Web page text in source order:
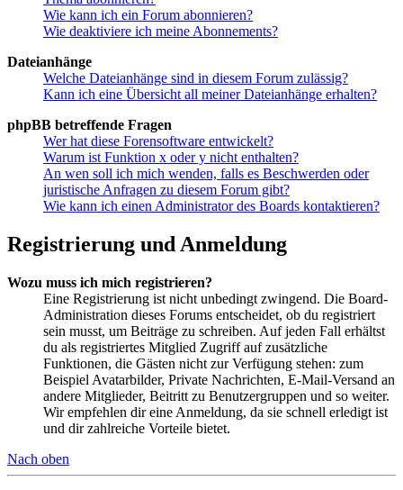
Wie kann ich ein Forum abonnieren?
Wie deaktiviere ich meine Abonnements?
Dateianhänge
Welche Dateianhänge sind in diesem Forum zulässig?
Kann ich eine Übersicht all meiner Dateianhänge erhalten?
phpBB betreffende Fragen
Wer hat diese Forensoftware entwickelt?
Warum ist Funktion x oder y nicht enthalten?
An wen soll ich mich wenden, falls es Beschwerden oder
juristische Anfragen zu diesem Forum gibt?
Wie kann ich einen Administrator des Boards kontaktieren?
Registrierung und Anmeldung
Wozu muss ich mich registrieren?
Eine Registrierung ist nicht unbedingt zwingend. Die Board-
Administration dieses Forums entscheidet, ob du registriert
sein musst, um Beiträge zu schreiben. Auf jeden Fall erhältst
du als registriertes Mitglied Zugriff auf zusätzliche
Funktionen, die Gästen nicht zur Verfügung stehen: zum
Beispiel Avatarbilder, Private Nachrichten, E-Mail-Versand an
andere Mitglieder, Beitritt zu Benutzergruppen und so weiter.
Wir empfehlen dir eine Anmeldung, da sie schnell erledigt ist
und dir zahlreiche Vorteile bietet.
Nach oben